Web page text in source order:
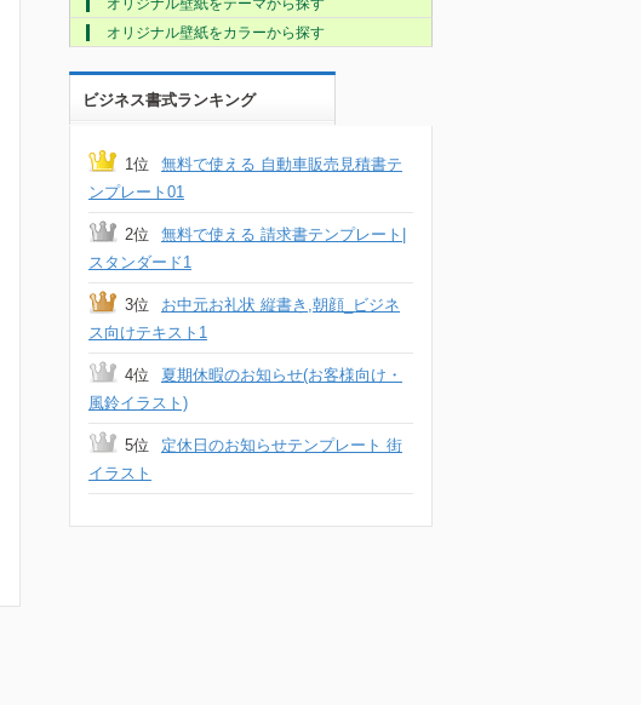
オリジナル壁紙をテーマから探す
オリジナル壁紙をカラーから探す
ビジネス書式ランキング
1位
無料で使える 自動車販売見積書テ
ンプレート01
2位
無料で使える 請求書テンプレート|
スタンダード1
3位
お中元お礼状 縦書き,朝顔_ビジネ
ス向けテキスト1
4位
夏期休暇のお知らせ(お客様向け・
風鈴イラスト)
5位
定休日のお知らせテンプレート 街
イラスト